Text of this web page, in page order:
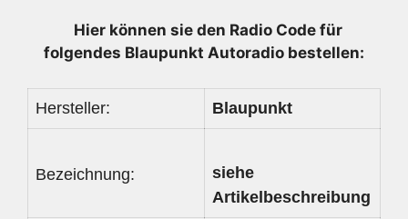
Hier können sie den Radio Code für
folgendes Blaupunkt Autoradio bestellen:
Hersteller: Blaupunkt
Bezeichnung:
siehe
Artikelbeschreibung